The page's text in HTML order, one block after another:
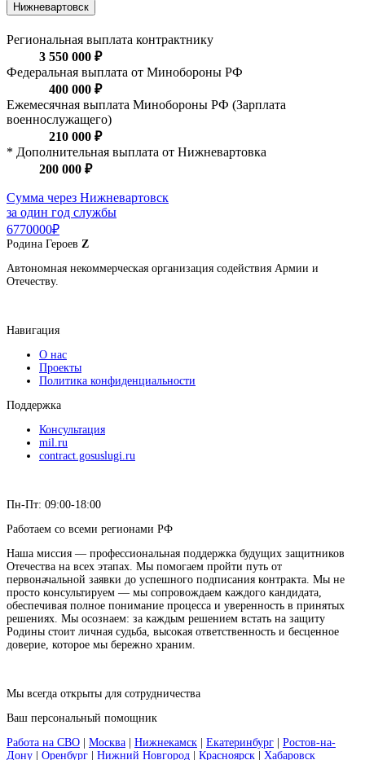
Нижневартовск
Региональная выплата контрактнику
3 550 000 ₽
Федеральная выплата от Минобороны РФ
400 000 ₽
Ежемесячная выплата Минобороны РФ (Зарплата
военнослужащего)
210 000 ₽
* Дополнительная выплата от Нижневартовка
200 000 ₽
Сумма через Нижневартовск
за один год службы
6770000₽
Родина Героев Z
Автономная некоммерческая организация содействия Армии и
Отечеству.
Навигация
О нас
Проекты
Политика конфиденциальности
Поддержка
Консультация
mil.ru
contract.gosuslugi.ru
Пн-Пт: 09:00-18:00
Работаем со всеми регионами РФ
Наша миссия — профессиональная поддержка будущих защитников
Отечества на всех этапах. Мы помогаем пройти путь от
первоначальной заявки до успешного подписания контракта. Мы не
просто консультируем — мы сопровождаем каждого кандидата,
обеспечивая полное понимание процесса и уверенность в принятых
решениях. Мы осознаем: за каждым решением встать на защиту
Родины стоит личная судьба, высокая ответственность и бесценное
доверие, которое мы бережно храним.
Мы всегда открыты для сотрудничества
Ваш персональный помощник
Работа на СВО
Москва Нижнекамск Екатеринбург
Ростов-на-
Дону
Оренбург Нижний Новгород Красноярск Хабаровск